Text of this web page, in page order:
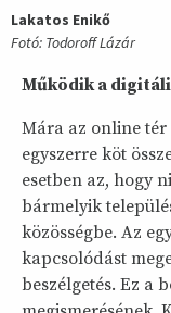
Lakatos Enikő
Fotó: Todoroff Lázár
Működik a
Mára az online tér
egyszerre köt
esetben az, hogy
bármelyik
közösségbe. Az
kapcsolódást
beszélgetés. Ez a